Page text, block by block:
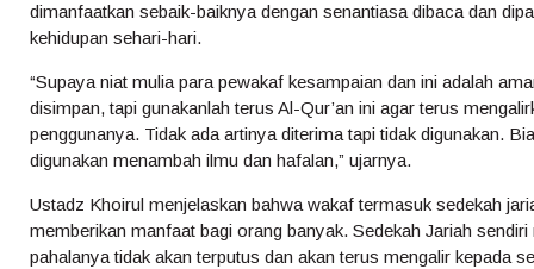
dimanfaatkan sebaik-baiknya dengan senantiasa dibaca dan
kehidupan sehari-hari.
“Supaya niat mulia para pewakaf kesampaian dan ini adalah
disimpan, tapi gunakanlah terus Al-Qur’an ini agar terus
penggunanya. Tidak ada artinya diterima tapi tidak digunakan.
digunakan menambah ilmu dan hafalan,” ujarnya.
Ustadz Khoirul menjelaskan bahwa wakaf termasuk sedekah
memberikan manfaat bagi orang banyak. Sedekah Jariah
pahalanya tidak akan terputus dan akan terus mengalir kepada